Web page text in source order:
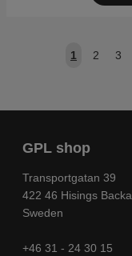
1 2 3
GPL shop
Transportgatan 39
422 46 Hisings Backa
Sweden
+46 31 - 24 30 15